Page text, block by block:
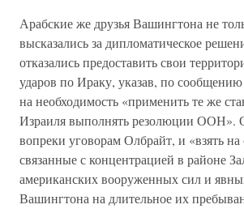
Арабские же друзья Вашингтона не
высказались за дипломатическое
отказались предоставить свои
ударов по Ираку, указав, по сообщению
на необходимость «применить те же
Израиля выполнять резолюции ООН».
вопреки уговорам Олбрайт, и «взять на
связанные с концентрацией в районе
американских вооруженных сил и
Вашингтона на длительное их